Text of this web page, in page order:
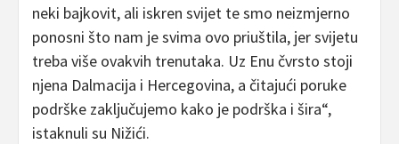
neki bajkovit, ali iskren svijet te smo neizmjerno
ponosni što nam je svima ovo priuštila, jer svijetu
treba više ovakvih trenutaka. Uz Enu čvrsto stoji
njena Dalmacija i Hercegovina, a čitajući poruke
podrške zaključujemo kako je podrška i šira“,
istaknuli su Nižići.